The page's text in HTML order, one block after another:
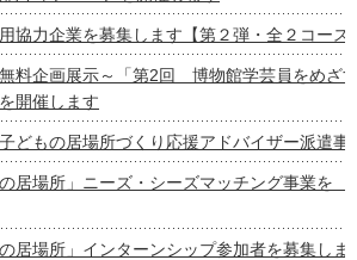
協力企業を募集します【第２弾・全２コース
料企画展示～「第2回 博物館学芸員をめざ
開催します
もの居場所づくり応援アドバイザー派遣事
の居場所」ニーズ・シーズマッチング
居場所」インターンシップ参加者を募集しま